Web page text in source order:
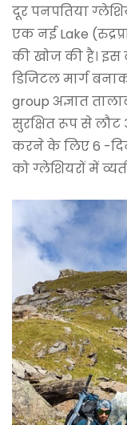
दूर पनपतिया
एक नई Lake
की खोज की है। इस
डिजिटल मार्ग
group अज्ञात
सुरक्षित रूप से लौट
करने के लिए 6 -
को ग्लेशियरों में